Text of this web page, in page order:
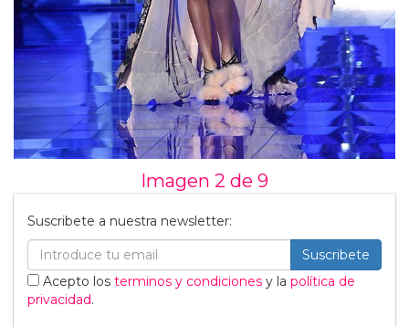
Imagen 2 de 9
Suscribete a nuestra newsletter:
Suscribete
Acepto los terminos y condiciones y la política de
privacidad.